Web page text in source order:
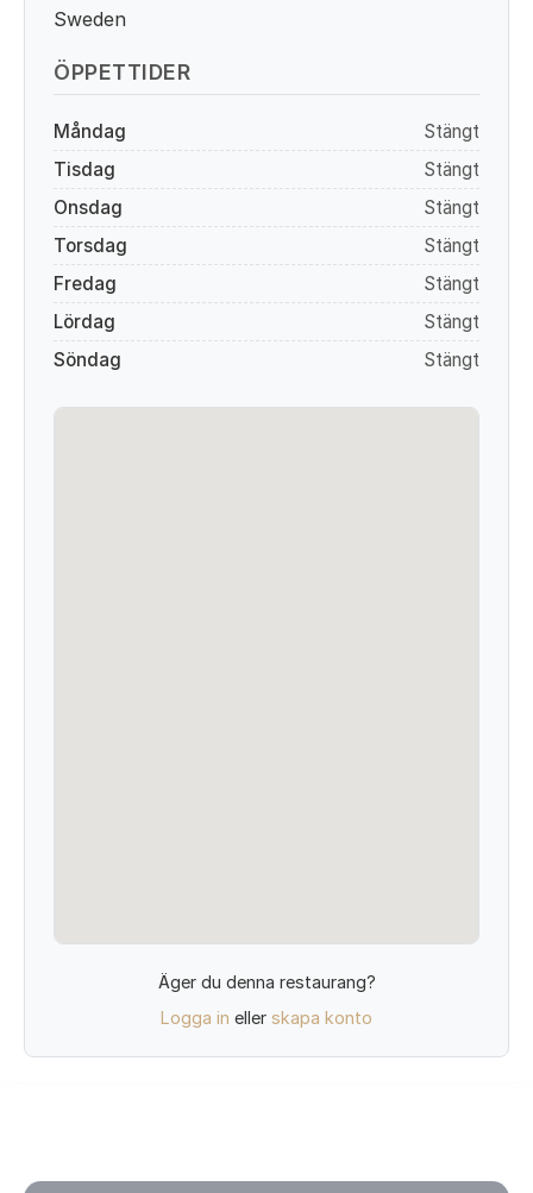
Sweden
ÖPPETTIDER
Måndag
Stängt
Tisdag
Stängt
Onsdag
Stängt
Torsdag
Stängt
Fredag
Stängt
Lördag
Stängt
Söndag
Stängt
Äger du denna restaurang?
Logga in eller skapa konto